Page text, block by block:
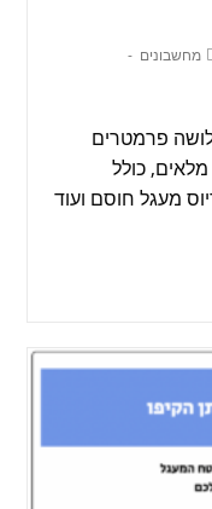
מחשבונים
פרמטרים
מלאים, כולל
מעגל חוסם ועוד